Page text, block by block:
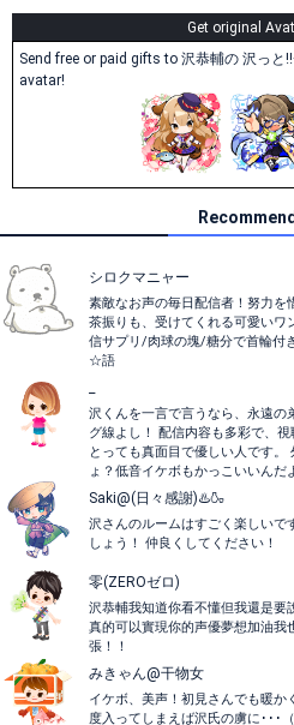
Get original
Send free or paid gifts to 沢恭輔の 沢っ
avatar!
シロクマニャー
素敵なお声の毎日配信者！努力を
茶振りも、受けてくれる可愛い
信サプリ/肉球の塊/糖分で首輪付
☆語
沢くんを一言で言うなら、永遠の
グ線よし！ 配信内容も多彩で、
とっても真面目で優しい人です。
ょ？低音イケボもかっこいいんだ
Saki@(日々感謝)♨️🍶
沢さんのルームはすごく楽しいで
しょう！ 仲良くしてください！
零(ZEROゼロ)
沢恭輔我知道你看不懂但我還是要
真的可以實現你的声優夢想加油我
張！！
みきゃん@干物女
イケボ、美声！初見さんでも暖か
度入ってしまえば沢氏の虜に･･･